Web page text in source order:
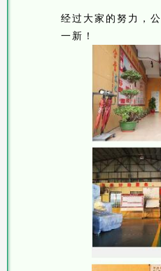
经过大家的努力，
一新！